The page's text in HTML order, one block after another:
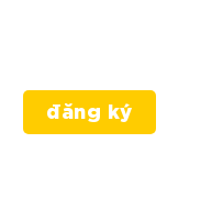
đăng ký